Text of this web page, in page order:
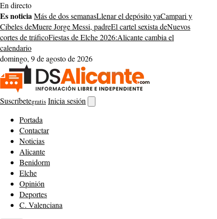
Saltar
al
contenido
En directo
Es noticiaMás de dos semanasLlenar el depósito yaCampari y
Cibeles deMuere Jorge Messi, padreEl cartel sexista deNuevos
cortes de tráficoFiestas de Elche 2026:Alicante cambia el
calendario
domingo, 9 de agosto de 2026
Suscríbetegratis Inicia sesión
buscador
Portada
Contactar
Noticias
Alicante
Benidorm
Elche
Opinión
Deportes
C. Valenciana